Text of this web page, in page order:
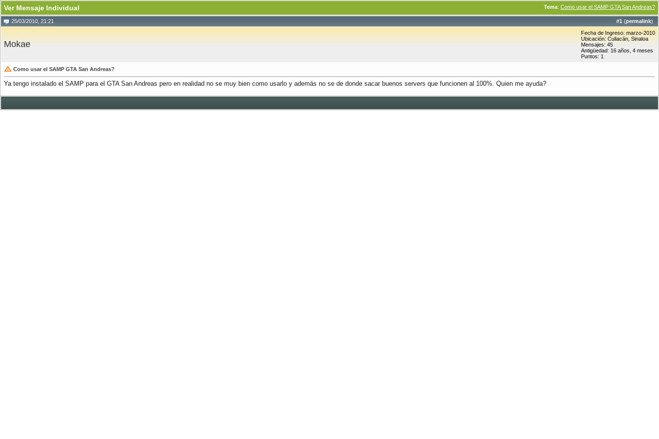
Tema: Como usar el SAMP GTA San Andreas?
Ver Mensaje Individual
#1 (permalink)
25/03/2010, 21:21
Mokae
Fecha de Ingreso: marzo-2010
Ubicación: Culiacán, Sinaloa
Mensajes: 45
Antigüedad: 16 años, 4 meses
Puntos: 1
Como usar el SAMP GTA San Andreas?
Ya tengo instalado el SAMP para el GTA San Andreas pero en realidad no se muy bien como usarlo y además no se de donde sacar buenos servers que funcionen al 100%. Quien me ayuda?